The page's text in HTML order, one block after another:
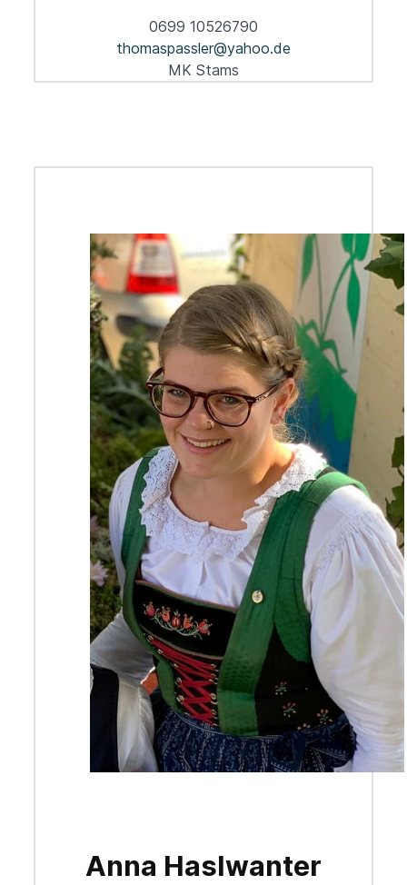
0699 10526790
thomaspassler@yahoo.de
MK Stams
Anna Haslwanter